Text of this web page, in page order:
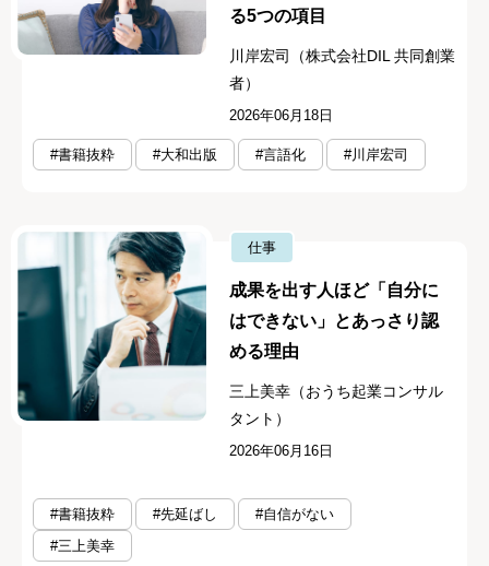
る5つの項目
川岸宏司（株式会社DIL 共同創業
者）
2026年06月18日
#書籍抜粋 #大和出版 #言語化 #川岸宏司
仕事
成果を出す人ほど「自分に
はできない」とあっさり認
める理由
三上美幸（おうち起業コンサル
タント）
2026年06月16日
#書籍抜粋 #先延ばし
#自信がない
#三上美幸